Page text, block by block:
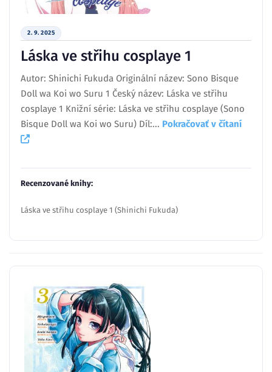
2. 9. 2025
Láska ve střihu cosplaye 1
Autor: Shinichi Fukuda Originální název: Sono Bisque
Doll wa Koi wo Suru 1 Český název: Láska ve střihu
cosplaye 1 Knižní série: Láska ve střihu cosplaye (Sono
Bisque Doll wa Koi wo Suru) Díl:... Pokračovať v čítaní
Recenzované knihy:
Láska ve střihu cosplaye 1 (Shinichi Fukuda)